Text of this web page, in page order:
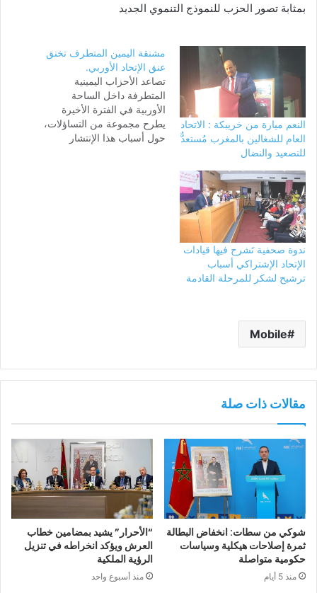
بمثابة تصور الحزب للنموذج التنموي الجديد
النعم ميارة من خريبكة : الاتحاد
العام للشغالين بالمغرب مُستعدٌّ
للتصعيد والنضال
مشنقة اليمين المتطرف تخنق
عنق الإتحاد الأوربي.
تصاعد الأحزاب اليمينية
المتطرفة داخل الساحة
الأوربية في الفترة الأخيرة
يطرح مجموعة من التساؤلات،
حول أسباب هذا الإنتشار
ندوة صحفية تَشرح فيها قيادات
الإتحاد الإشتراكي أسباب
ترشيح لشكر للمرحلة القادمة
Mobile
مقالات ذات صلة
شوكي من سطات: انخفاض البطالة
ثمرة إصلاحات هيكلية وسياسات
حكومية متواصلة
منذ 5 أيام
“الأحرار” يشيد بمضامين خطاب
العرش ويؤكد انخراطه في تنزيل
الرؤية الملكية
منذ أسبوع واحد